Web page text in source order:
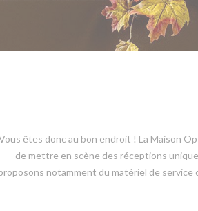
êtes donc au bon endroit ! La Maison
de mettre en scène des réceptions
notamment du matériel de service